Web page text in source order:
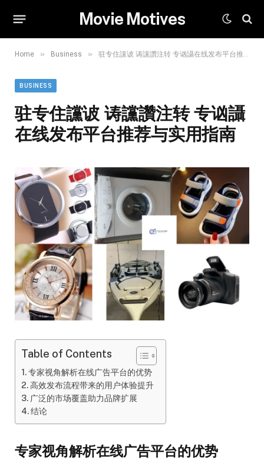
Movie Motives
Home » Business » 驻专住讜诐 诪讜讚注转 专讻讘在线发布平台推荐与实用指南
BUSINESS
驻专住讜诐 诪讜讚注转 专讻讘
在线发布平台推荐与实用指南
Table of Contents
专家视角解析在线广告平台的优势
高效发布流程带来的用户体验提升
广泛的市场覆盖助力品牌扩展
结论
专家视角解析在线广告平台的优势